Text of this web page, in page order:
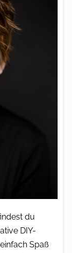
du
DIY-
Spaß